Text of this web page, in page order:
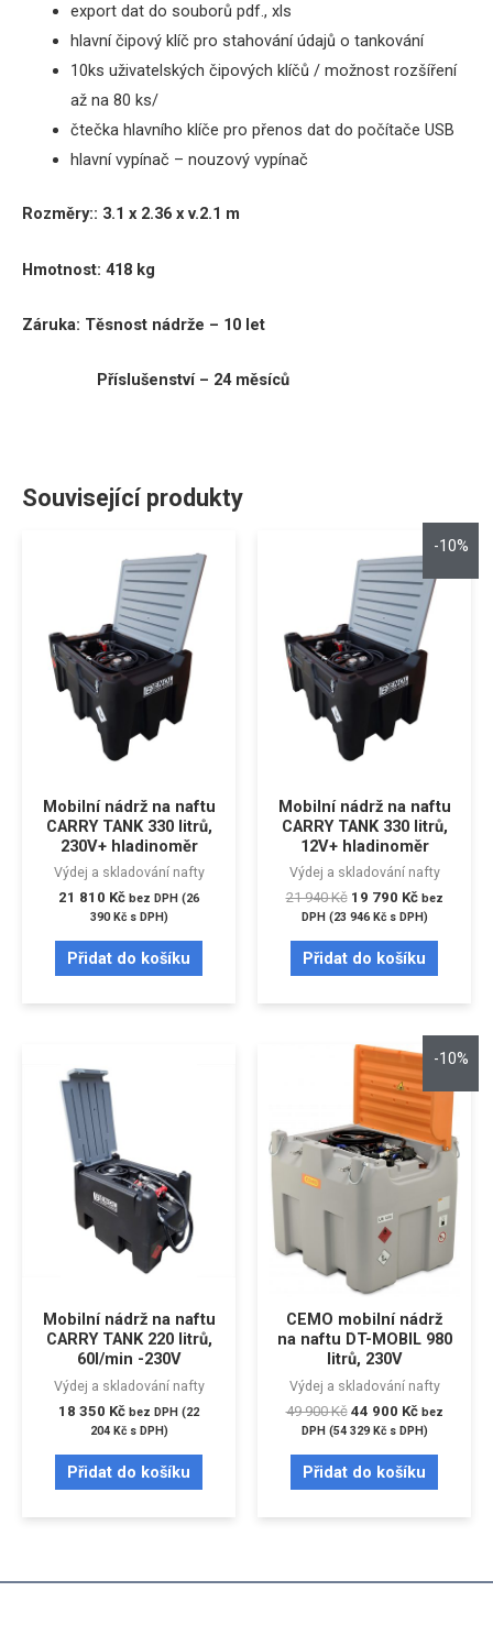
export dat do souborů pdf., xls
hlavní čipový klíč pro stahování údajů o tankování
10ks uživatelských čipových klíčů / možnost rozšíření
až na 80 ks/
čtečka hlavního klíče pro přenos dat do počítače USB
hlavní vypínač – nouzový vypínač
Rozměry:: 3.1 x 2.36 x v.2.1 m
Hmotnost: 418 kg
Záruka: Těsnost nádrže – 10 let
Příslušenství – 24 měsíců
Související produkty
Mobilní nádrž na naftu
CARRY TANK 330 litrů,
230V+ hladinoměr
Výdej a skladování nafty
21 810 Kč bez DPH (26
390Kčs DPH)
Přidat do košíku
-10%
Mobilní nádrž na naftu
CARRY TANK 330 litrů,
12V+ hladinoměr
Výdej a skladování nafty
21 940Kč 19 790 Kč bez
DPH (23 946 Kčs DPH)
Přidat do košíku
Mobilní nádrž na naftu
CARRY TANK 220 litrů,
60l/min -230V
Výdej a skladování nafty
18 350 Kč bez DPH (22
204 Kčs DPH)
Přidat do košíku
-10%
CEMO mobilní nádrž
na naftu DT-MOBIL 980
litrů, 230V
Výdej a skladování nafty
49 900Kč 44 900 Kč bez
DPH (54 329Kčs DPH)
Přidat do košíku